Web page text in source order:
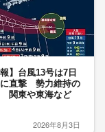
報】台風13号は7日
に直撃 勢力維持の
関東や東海など
2026年8月3日